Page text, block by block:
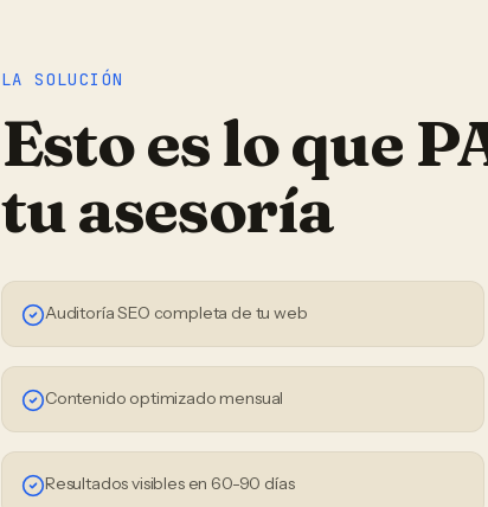
LA SOLUCIÓN
Esto es lo que
tuasesoría
Auditoría SEO completa de tu web
Contenido optimizado mensual
Resultados visibles en 60-90 días